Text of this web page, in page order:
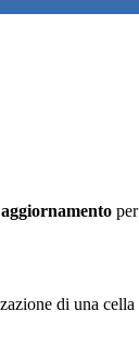
di una